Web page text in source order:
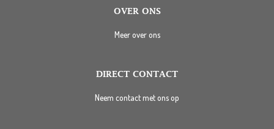
OVER ONS
Meer over ons
DIRECT CONTACT
Neem contact met ons op